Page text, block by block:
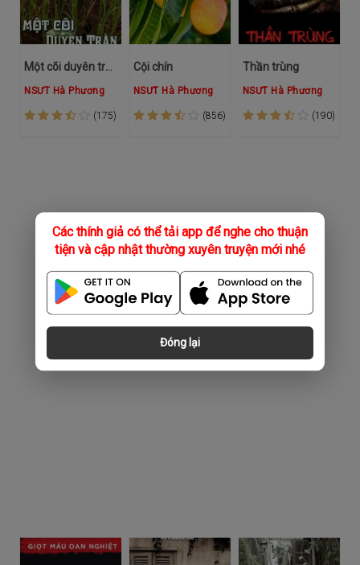
Các thính giả có thể tải app để nghe cho thuận
tiện và cập nhật thường xuyên truyện mới nhé
Đóng lại
Một cõi duyên trần
NSƯT Hà Phương
(175)
Cội chín
NSƯT Hà Phương
(856)
Thần trùng
NSƯT Hà Phương
(190)